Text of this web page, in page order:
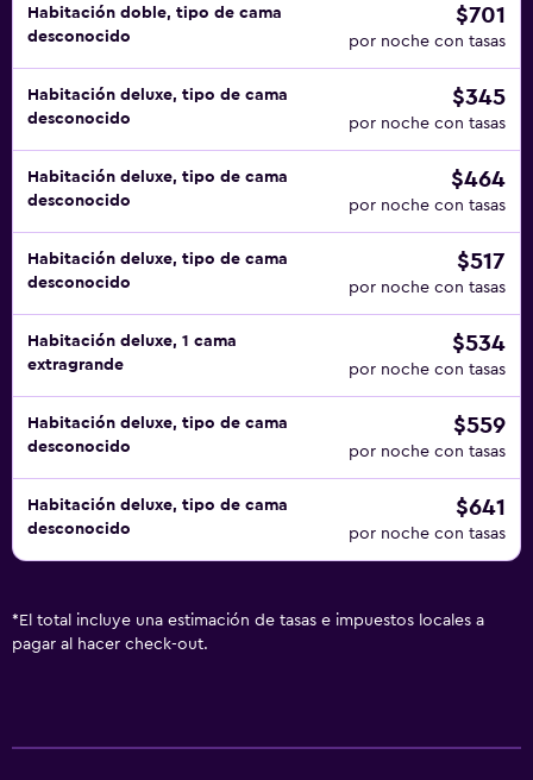
Habitación doble, tipo de cama
desconocido
$701
por noche con tasas
Habitación deluxe, tipo de cama
desconocido
$345
por noche con tasas
Habitación deluxe, tipo de cama
desconocido
$464
por noche con tasas
Habitación deluxe, tipo de cama
desconocido
$517
por noche con tasas
Habitación deluxe, 1 cama
extragrande
$534
por noche con tasas
Habitación deluxe, tipo de cama
desconocido
$559
por noche con tasas
Habitación deluxe, tipo de cama
desconocido
$641
por noche con tasas
* El total incluye una estimación de tasas e impuestos locales a
pagar al hacer check-out.